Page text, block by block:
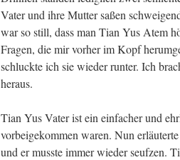
Vater und ihre Mutter saßen
war so still, dass man Tian Yus Atem
Fragen, die mir vorher im Kopf
schluckte ich sie wieder runter. Ich
heraus.
Tian Yus Vater ist ein einfacher und
vorbeigekommen waren. Nun
und er musste immer wieder seufzen.